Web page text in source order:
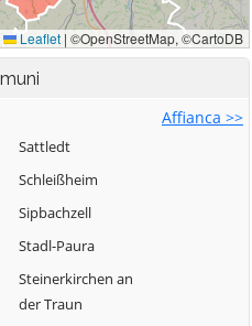
Affianca >>
Sattledt
Schleißheim
Sipbachzell
Stadl-Paura
Steinerkirchen an
der Traun